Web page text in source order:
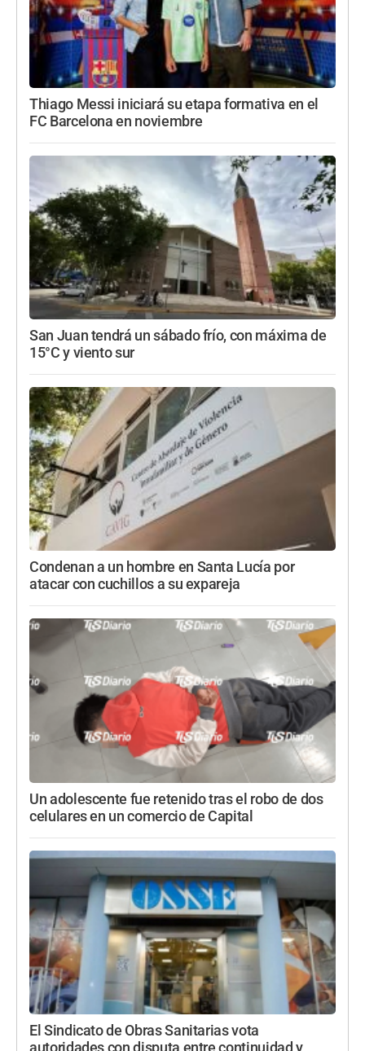
Thiago Messi iniciará su etapa formativa en el
FC Barcelona en noviembre
San Juan tendrá un sábado frío, con máxima de
15°C y viento sur
Condenan a un hombre en Santa Lucía por
atacar con cuchillos a su expareja
Un adolescente fue retenido tras el robo de dos
celulares en un comercio de Capital
El Sindicato de Obras Sanitarias vota
autoridades con disputa entre continuidad y